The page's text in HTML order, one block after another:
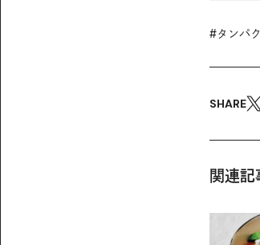
#タンパ
SHARE
関連記